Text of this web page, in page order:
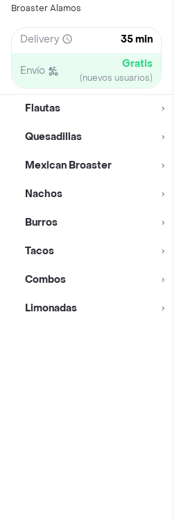
Broaster Alamos
Delivery 35 min
Envío Gratis
(nuevos usuarios)
Flautas
Quesadillas
Mexican Broaster
Nachos
Burros
Tacos
Combos
Limonadas